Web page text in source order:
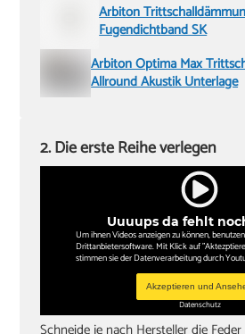
Arbiton
Fugendichtband SK
Arbiton Optima Max
Allround Akustik Unterlage
Uuuups da fehlt
Um ihnen Videos anzeigen zu können,
Drittanbietersoftware. Mit Klick auf
stimmen sie der Datenverarbeitung durch
Akzeptieren und
Datenschutz
2. Die erste Reihe verlegen